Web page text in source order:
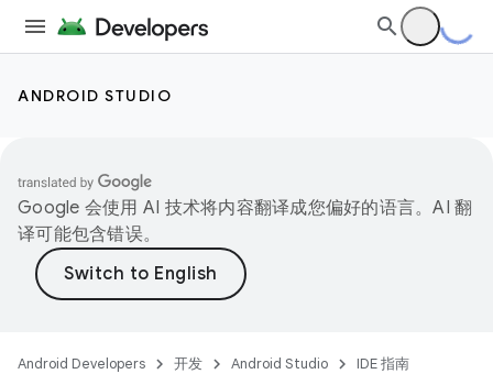
ANDROID STUDIO
Google 会使用 AI 技术将内容翻译成您偏好的语言。AI 翻
译可能包含错误。
Android Developers 开发 Android Studio IDE 指南